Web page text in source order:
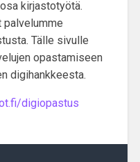
kirjastotyötä.
Tälle sivulle
opastamiseen
digihankkeesta.
digiopastus